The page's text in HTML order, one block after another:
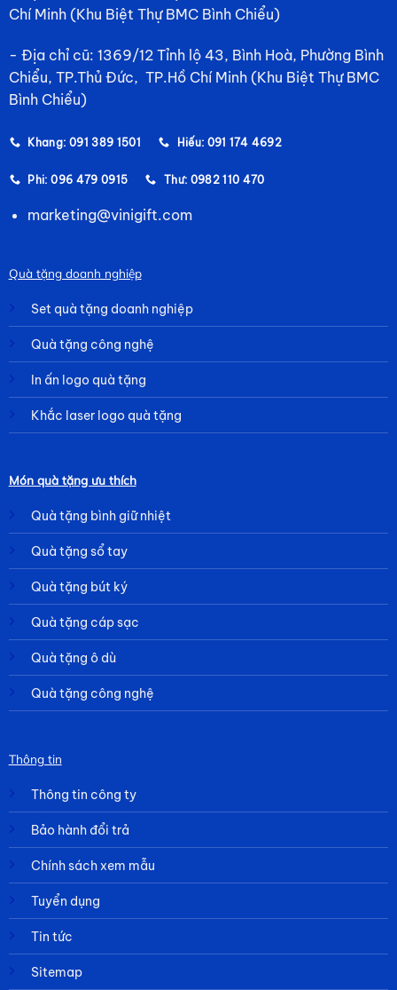
Chí Minh (Khu Biệt Thự BMC Bình Chiểu)
- Địa chỉ cũ: 1369/12 Tỉnh lộ 43, Bình Hoà, Phường Bình
Chiểu, TP.Thủ Đức, TP.Hồ Chí Minh (Khu Biệt Thự BMC
Bình Chiểu)
Khang: 091 389 1501 Hiếu: 091 174 4692
Phi: 096 479 0915 Thư: 0982 110 470
marketing@vinigift.com
Quà tặng doanh nghiệp
Set quà tặng doanh nghiệp
Quà tặng công nghệ
In ấn logo quà tặng
Khắc laser logo quà tặng
Món quà tặng ưu thích
Quà tặng bình giữ nhiệt
Quà tặng sổ tay
Quà tặng bút ký
Quà tặng cáp sạc
Quà tặng ô dù
Quà tặng công nghệ
Thông tin
Thông tin công ty
Bảo hành đổi trả
Chính sách xem mẫu
Tuyển dụng
Tin tức
Sitemap